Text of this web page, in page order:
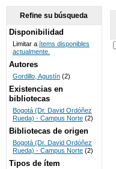
DE
BIBLIOTECAS
UNICOC
Refine su búsqueda
Disponibilidad
Limitar a ítems disponibles
actualmente.
Autores
Gordillo, Agustín (2)
Existencias en
bibliotecas
Bogotá (Dr. David Ordóñez
Rueda) - Campus Norte (2)
Bibliotecas de origen
Bogotá (Dr. David Ordóñez
Rueda) - Campus Norte (2)
Tipos de ítem